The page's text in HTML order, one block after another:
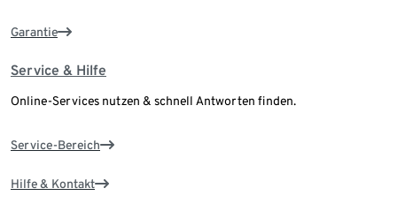
Garantie
Service & Hilfe
Online-Services nutzen & schnell Antworten finden.
Service-Bereich
Hilfe & Kontakt